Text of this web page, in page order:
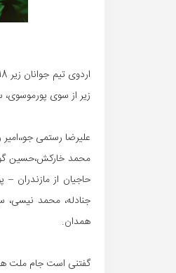
زیر از سوی پورموسوی،
علیرضا رستمی
محمد خارکش،حسین
حاجیان از مازندران
جنادله، محمد نیسی،
همدان.